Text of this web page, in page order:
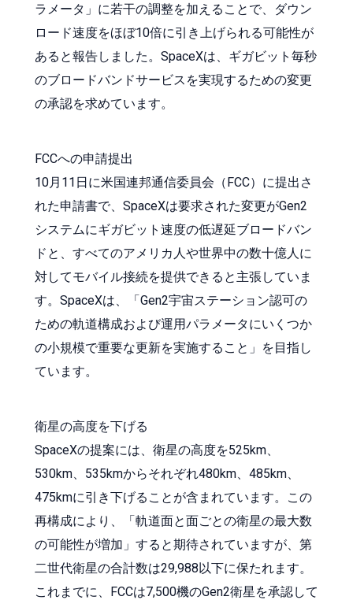
ラメータ」に若干の調整を加えることで、ダウン
ロード速度をほぼ10倍に引き上げられる可能性が
あると報告しました。SpaceXは、ギガビット毎秒
のブロードバンドサービスを実現するための変更
の承認を求めています。
FCCへの申請提出
10月11日に米国連邦通信委員会（FCC）に提出さ
れた申請書で、SpaceXは要求された変更がGen2
システムにギガビット速度の低遅延ブロードバン
ドと、すべてのアメリカ人や世界中の数十億人に
対してモバイル接続を提供できると主張していま
す。SpaceXは、「Gen2宇宙ステーション認可の
ための軌道構成および運用パラメータにいくつか
の小規模で重要な更新を実施すること」を目指し
ています。
衛星の高度を下げる
SpaceXの提案には、衛星の高度を525km、
530km、535kmからそれぞれ480km、485km、
475kmに引き下げることが含まれています。この
再構成により、「軌道面と面ごとの衛星の最大数
の可能性が増加」すると期待されていますが、第
二世代衛星の合計数は29,988以下に保たれます。
これまでに、FCCは7,500機のGen2衛星を承認して